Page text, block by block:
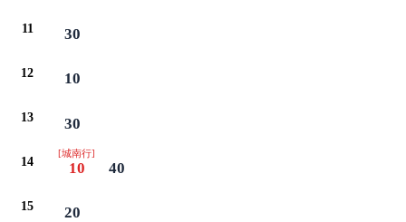
11 30
12 10
13 30
14
[城南行]
10 40
15 20